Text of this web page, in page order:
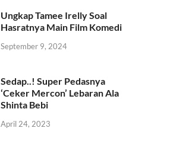
Ungkap Tamee Irelly Soal
Hasratnya Main Film Komedi
September 9, 2024
Sedap..! Super Pedasnya
‘Ceker Mercon’ Lebaran Ala
Shinta Bebi
April 24, 2023